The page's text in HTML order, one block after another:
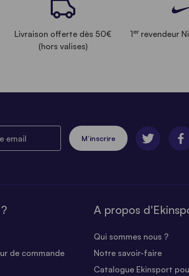
Livraison offerte dès 50€
(hors valises)
1errevendeur
M’inscrire
de commande
A propos
Qui sommes nous ?
Notre savoir-faire
Catalogue Ekinsport